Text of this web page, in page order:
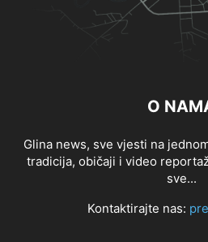
O
Glina news, sve vjesti na
tradicija, običaji i video
sve...
Kontaktirajte nas: